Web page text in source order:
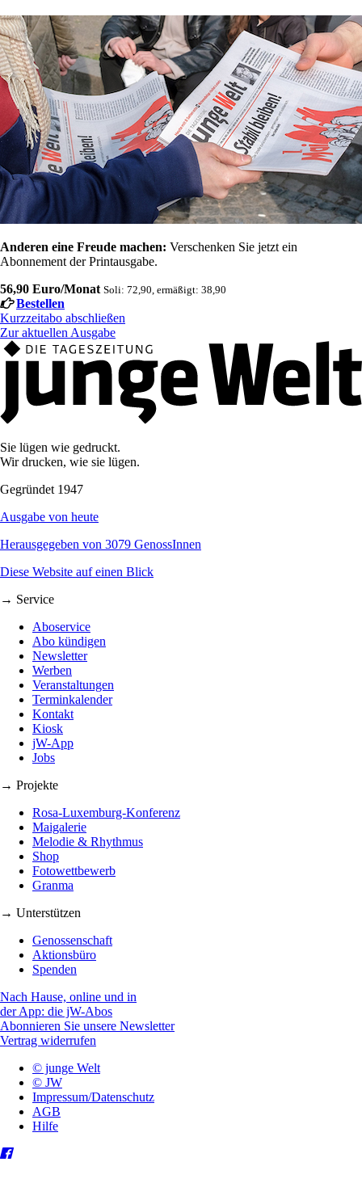
Anderen eine Freude machen: Verschenken Sie jetzt ein
Abonnement der Printausgabe.
56,90 Euro/Monat Soli: 72,90, ermäßigt: 38,90
Bestellen
Kurzzeitabo abschließen
Zur aktuellen Ausgabe
Sie lügen wie gedruckt.
Wir drucken, wie sie lügen.
Gegründet 1947
Ausgabe von heute
Herausgegeben von 3079 GenossInnen
Diese Website auf einen Blick
→ Service
Aboservice
Abo kündigen
Newsletter
Werben
Veranstaltungen
Terminkalender
Kontakt
Kiosk
jW-App
Jobs
→ Projekte
Rosa-Luxemburg-Konferenz
Maigalerie
Melodie & Rhythmus
Shop
Fotowettbewerb
Granma
→ Unterstützen
Genossenschaft
Aktionsbüro
Spenden
Nach Hause, online und in
der App: die jW-Abos
Abonnieren Sie unsere Newsletter
Vertrag widerrufen
© junge Welt
© JW
Impressum/Datenschutz
AGB
Hilfe